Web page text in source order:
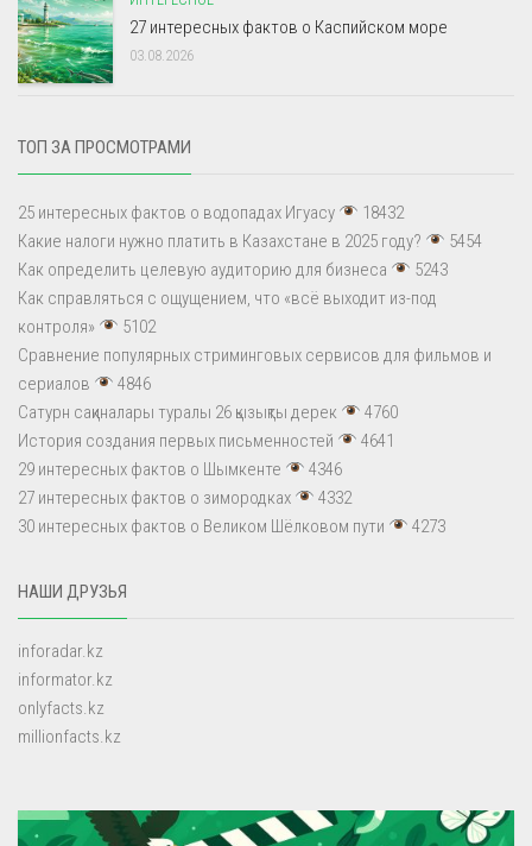
27 интересных фактов о Каспийском море
03.08.2026
ТОП ЗА ПРОСМОТРАМИ
25 интересных фактов о водопадах Игуасу
18432
Какие налоги нужно платить в Казахстане в 2025 году?
5454
Как определить целевую аудиторию для бизнеса
5243
Как справляться с ощущением, что «всё выходит из-под
контроля»
5102
Сравнение популярных стриминговых сервисов для фильмов и
сериалов
4846
Сатурн сақиналары туралы 26 қызықты дерек
4760
История создания первых письменностей
4641
29 интересных фактов о Шымкенте
4346
27 интересных фактов о зимородках
4332
30 интересных фактов о Великом Шёлковом пути
4273
НАШИ ДРУЗЬЯ
inforadar.kz
informator.kz
onlyfacts.kz
millionfacts.kz